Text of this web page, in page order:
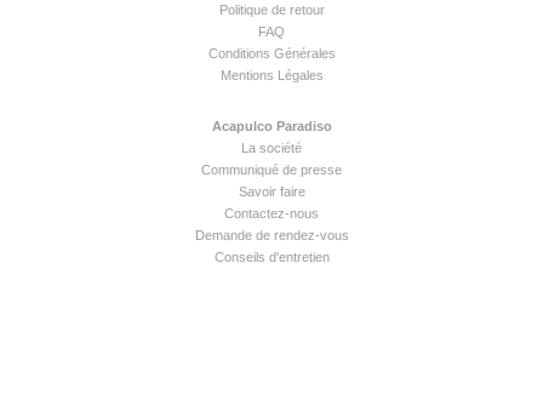
Politique de retour
FAQ
Conditions Générales
Mentions Légales
Acapulco Paradiso
La société
Communiqué de presse
Savoir faire
Contactez-nous
Demande de rendez-vous
Conseils d'entretien